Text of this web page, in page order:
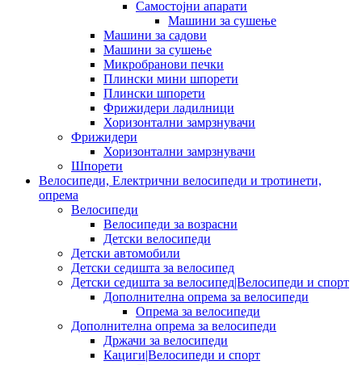
Самостојни апарати
Машини за сушење
Машини за садови
Машини за сушење
Микробранови печки
Плински мини шпорети
Плински шпорети
Фрижидери ладилници
Хоризонтални замрзнувачи
Фрижидери
Хоризонтални замрзнувачи
Шпорети
Велосипеди, Електрични велосипеди и тротинети,
опрема
Велосипеди
Велосипеди за возрасни
Детски велосипеди
Детски автомобили
Детски седишта за велосипед
Детски седишта за велосипед|Велосипеди и спорт
Дополнителна опрема за велосипеди
Опрема за велосипеди
Дополнителна опрема за велосипеди
Држачи за велосипеди
Кациги|Велосипеди и спорт